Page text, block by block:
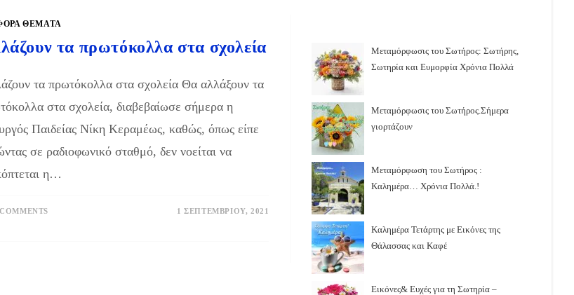
ΘΕΜΑΤΑ
τα πρωτόκολλα στα σχολεία
τα πρωτόκολλα στα σχολεία Θα αλλάξουν τα
στα σχολεία, διαβεβαίωσε σήμερα η
Παιδείας Νίκη Κεραμέως, καθώς, όπως είπε
σε ραδιοφωνικό σταθμό, δεν νοείται να
η…
1 ΣΕΠΤΕΜΒΡΊΟΥ, 2021
Μεταμόρφωσις του Σωτήρος: Σωτήρης,
Σωτηρία και Ευμορφία Χρόνια Πολλά
Μεταμόρφωσις του Σωτήρος.Σήμερα
γιορτάζουν
Μεταμόρφωση του Σωτήρος :
Καλημέρα… Χρόνια Πολλά.!
Καλημέρα Τετάρτης με Εικόνες της
Θάλασσας και Καφέ
Εικόνες& Ευχές για τη Σωτηρία –